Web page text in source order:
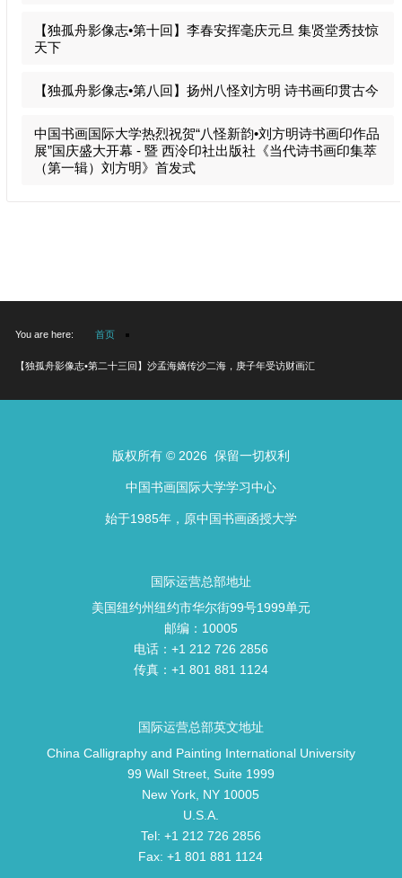
【独孤舟影像志•第十回】李春安挥毫庆元旦 集贤堂秀技惊
天下
【独孤舟影像志•第八回】扬州八怪刘方明 诗书画印贯古今
中国书画国际大学热烈祝贺“八怪新韵•刘方明诗书画印作品
展”国庆盛大开幕 - 暨 西泠印社出版社《当代诗书画印集萃
（第一辑）刘方明》首发式
You are here: 首页
【独孤舟影像志•第二十三回】沙孟海嫡传沙二海，庚子年受访财画汇
版权所有 © 2026 保留一切权利
中国书画国际大学学习中心
始于1985年，原中国书画函授大学
国际运营总部地址
美国纽约州纽约市华尔街99号1999单元
邮编：10005
电话：+1 212 726 2856
传真：+1 801 881 1124
国际运营总部英文地址
China Calligraphy and Painting International University
99 Wall Street, Suite 1999
New York, NY 10005
U.S.A.
Tel: +1 212 726 2856
Fax: +1 801 881 1124